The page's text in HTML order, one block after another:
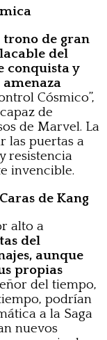
trono de gran
del
conquista y
Cósmico”,
de
de Marvel. La
las puertas a
resistencia
invencible.
de Kang
alto a
del
aunque
propias
del tiempo,
podrían
a la Saga
nuevos